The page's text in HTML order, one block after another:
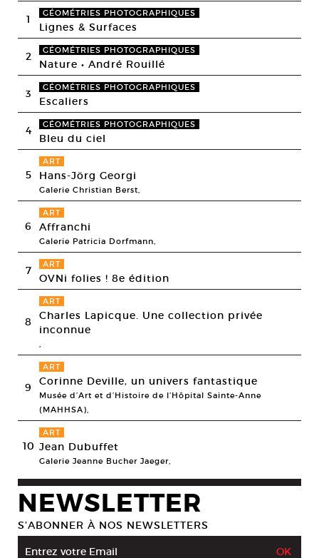
1 GÉOMÉTRIES PHOTOGRAPHIQUES
Lignes & Surfaces
2 GÉOMÉTRIES PHOTOGRAPHIQUES
Nature • André Rouillé
3 GÉOMÉTRIES PHOTOGRAPHIQUES
Escaliers
4 GÉOMÉTRIES PHOTOGRAPHIQUES
Bleu du ciel
5
ART
Hans-Jörg Georgi
Galerie Christian Berst,
6
ART
Affranchi
Galerie Patricia Dorfmann,
7 ART
OVNi folies ! 8e édition
8
ART
Charles Lapicque. Une collection privée
inconnue
,
9
ART
Corinne Deville, un univers fantastique
Musée d’Art et d’Histoire de l’Hôpital Sainte-Anne
(MAHHSA),
10
ART
Jean Dubuffet
Galerie Jeanne Bucher Jaeger,
NEWSLETTER
S’ABONNER À NOS NEWSLETTERS